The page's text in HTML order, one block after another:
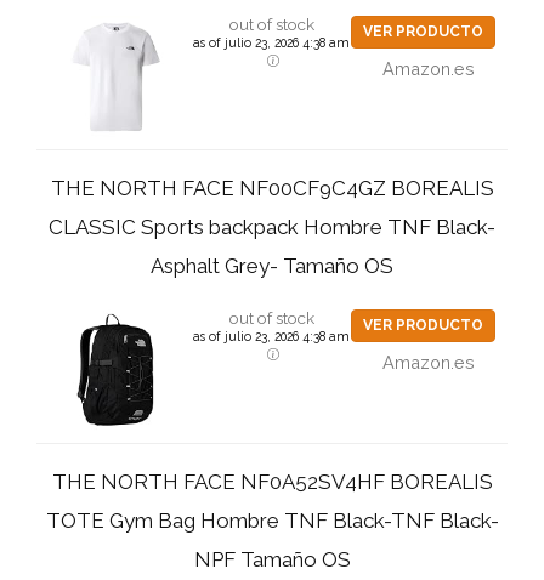
out of stock
as of julio 23, 2026 4:38 am
VER PRODUCTO
Amazon.es
THE NORTH FACE NF00CF9C4GZ BOREALIS
CLASSIC Sports backpack Hombre TNF Black-
Asphalt Grey- Tamaño OS
out of stock
as of julio 23, 2026 4:38 am
VER PRODUCTO
Amazon.es
THE NORTH FACE NF0A52SV4HF BOREALIS
TOTE Gym Bag Hombre TNF Black-TNF Black-
NPF Tamaño OS